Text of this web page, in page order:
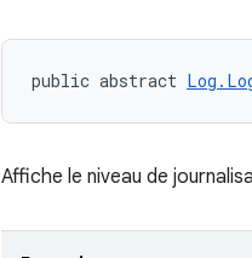
public abstract
Affiche le niveau de